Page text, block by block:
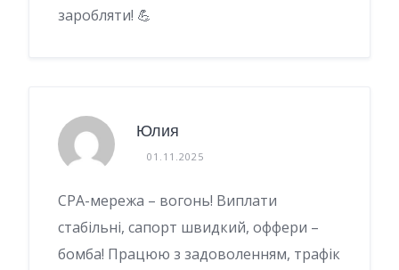
заробляти! 💪
Юлия
01.11.2025
CPA-мережа – вогонь! Виплати
стабільні, сапорт швидкий, оффери –
бомба! Працюю з задоволенням, трафік